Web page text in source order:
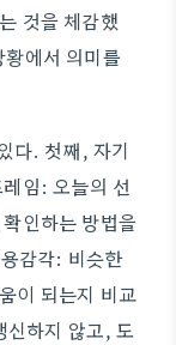
것을 체감했
에서 의미를
다. 첫째, 자기
임: 오늘의 선
인하는 방법을
감각: 비슷한
이 되는지 비교
하지 않고, 도